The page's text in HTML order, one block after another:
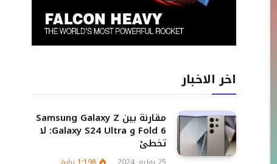
اخر الاخبار
مقارنة بين Samsung Galaxy Z
Fold 6 و Galaxy S24 Ultra: لا
تخطئ